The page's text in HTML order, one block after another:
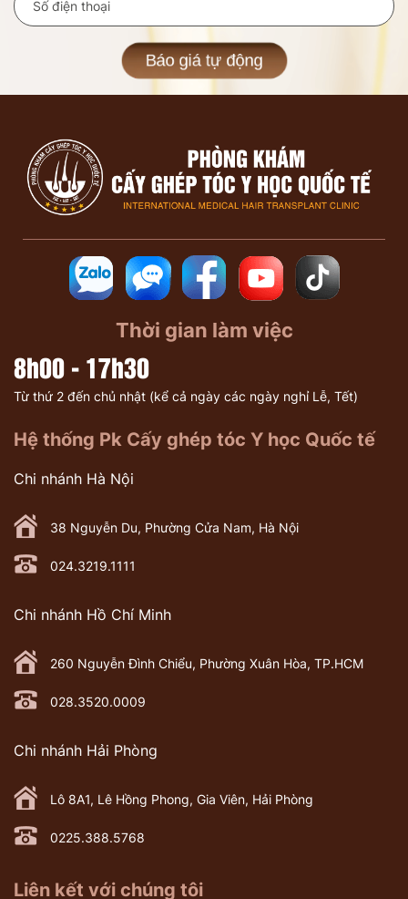
Báo giá tự động
Thời gian làm việc
8h00 - 17h30
Từ thứ 2 đến chủ nhật (kể cả ngày các ngày nghỉ Lễ, Tết)
Hệ thống Pk Cấy ghép tóc Y học Quốc tế
Chi nhánh Hà Nội
38 Nguyễn Du, Phường Cửa Nam, Hà Nội
024.3219.1111
Chi nhánh Hồ Chí Minh
260 Nguyễn Đình Chiểu, Phường Xuân Hòa, TP.HCM
028.3520.0009
Chi nhánh Hải Phòng
Lô 8A1, Lê Hồng Phong, Gia Viên, Hải Phòng
0225.388.5768
Liên kết với chúng tôi